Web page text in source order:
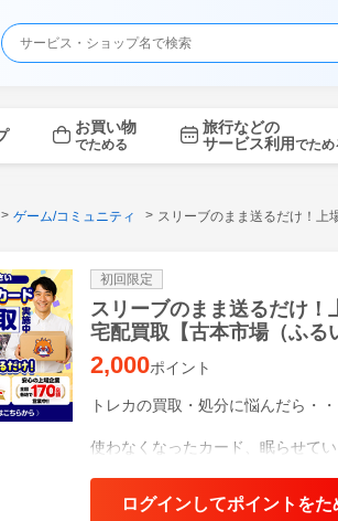
お買い物
でためる
旅行などの
サービス利用でため
ゲーム/コミュニティ スリーブのまま送るだけ！上
初回限定
スリーブのまま送るだけ！
宅配買取【古本市場（ふる
2,000ポイント
トレカの買取・処分に悩んだら・・
使わなくなったカード、眠らせてい
ードゲームなど
ログインしてポイントをた